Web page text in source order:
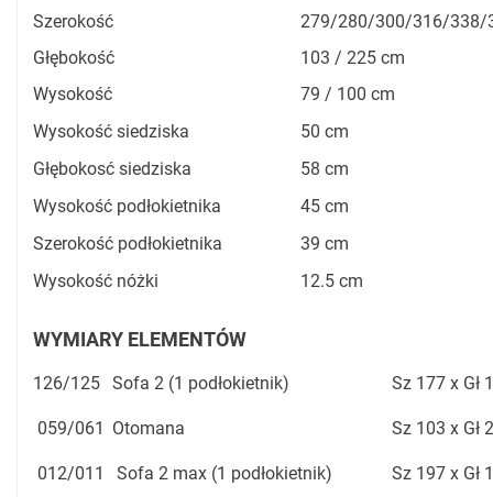
Szerokość
279/280/300/316/338/
Głębokość
103 / 225 cm
Wysokość
79 / 100 cm
Wysokość siedziska
50 cm
Głębokosć siedziska
58 cm
Wysokość podłokietnika
45 cm
Szerokość podłokietnika
39 cm
Wysokość nóżki
12.5 cm
WYMIARY ELEMENTÓW
126/125 Sofa 2 (1 podłokietnik) Sz 177 x Gł
059/061 Otomana Sz 103 x Gł
012/011 Sofa 2 max (1 podłokietnik) Sz 197 x Gł